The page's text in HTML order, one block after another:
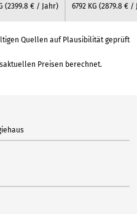
(2399.8 € / Jahr) 6792 KG (2879.8 € /
Quellen auf Plausibilität geprüft
Preisen berechnet.